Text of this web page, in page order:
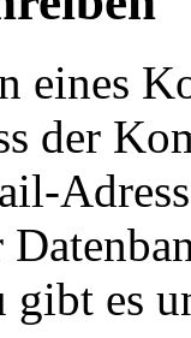
eines
der
gibt es